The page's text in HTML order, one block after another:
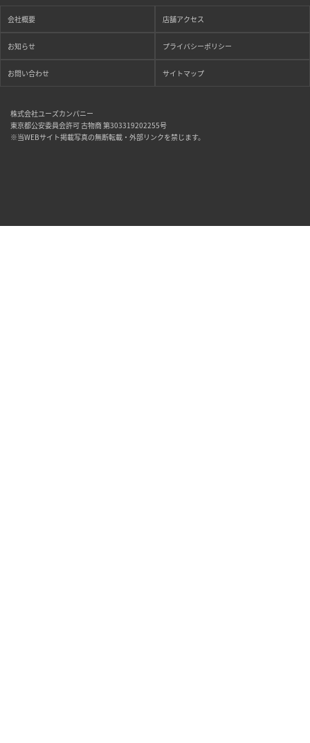
会社概要 店舗アクセス
お知らせ プライバシーポリシー
お問い合わせ サイトマップ
株式会社ユーズカンパニー
東京都公安委員会許可 古物商 第303319202255号
※当WEBサイト掲載写真の無断転載・外部リンクを禁じます。